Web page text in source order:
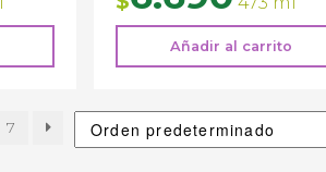
Añadir al carrito
7